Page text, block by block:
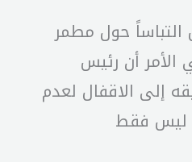
التباساً حول مطمر
الأمر أن رئيس
إلى الاقفال لعدم
ليس فقط